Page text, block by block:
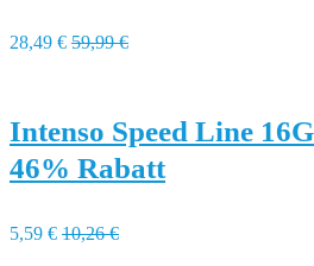
28,49 € 59,99 €
Intenso Speed Line
46% Rabatt
5,59 € 10,26 €